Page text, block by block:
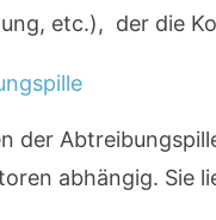
etc.), der die
der
abhängig. Sie